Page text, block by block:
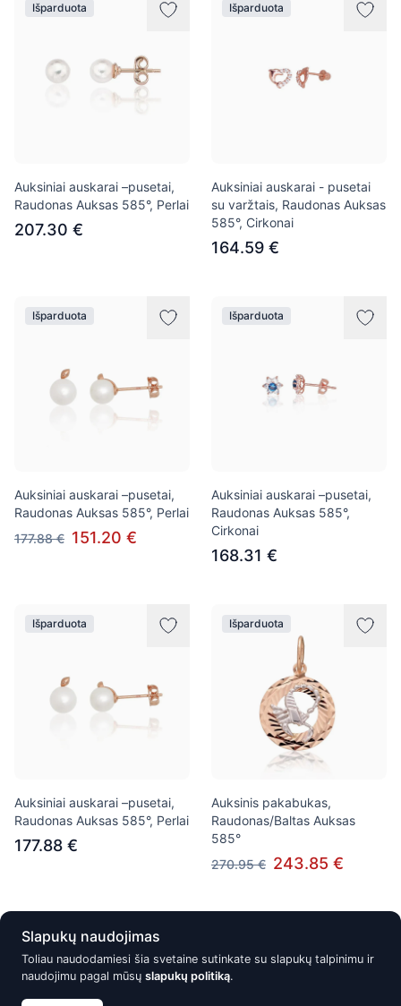
Išparduota
Auksiniai auskarai –pusetai,
Raudonas Auksas 585°, Perlai
207.30 €
Išparduota
Auksiniai auskarai - pusetai
su varžtais, Raudonas Auksas
585°, Cirkonai
164.59 €
Išparduota
Auksiniai auskarai –pusetai,
Raudonas Auksas 585°, Perlai
177.88 € 151.20 €
Išparduota
Auksiniai auskarai –pusetai,
Raudonas Auksas 585°,
Cirkonai
168.31 €
Išparduota
Auksiniai auskarai –pusetai,
Raudonas Auksas 585°, Perlai
177.88 €
Išparduota
Auksinis pakabukas,
Raudonas/Baltas Auksas
585°
270.95 € 243.85 €
Išparduota
Slapukų naudojimas
Toliau naudodamiesi šia svetaine sutinkate su slapukų talpinimu ir
naudojimu pagal mūsų slapukų politiką.